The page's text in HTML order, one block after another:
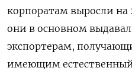
корпоратам выросли на
они в основном
экспортерам,
имеющим